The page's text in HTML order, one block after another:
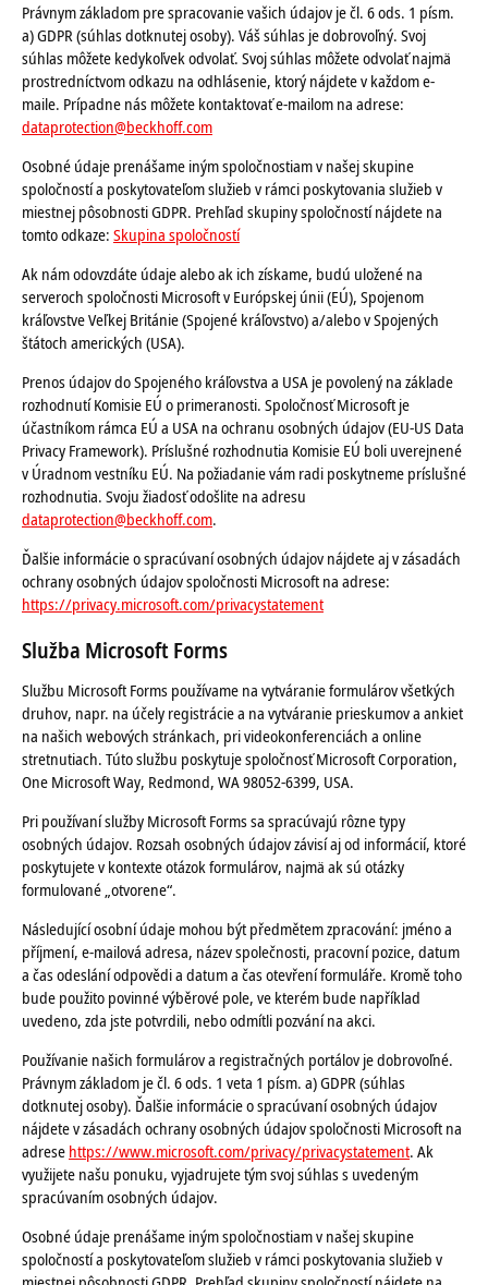
Právnym základom pre spracovanie vašich údajov je čl. 6 ods. 1 písm.
a) GDPR (súhlas dotknutej osoby). Váš súhlas je dobrovoľný. Svoj
súhlas môžete kedykoľvek odvolať. Svoj súhlas môžete odvolať najmä
prostredníctvom odkazu na odhlásenie, ktorý nájdete v každom e-
maile. Prípadne nás môžete kontaktovať e-mailom na adrese:
dataprotection@beckhoff.com
Osobné údaje prenášame iným spoločnostiam v našej skupine
spoločností a poskytovateľom služieb v rámci poskytovania služieb v
miestnej pôsobnosti GDPR. Prehľad skupiny spoločností nájdete na
tomto odkaze: Skupina spoločností
Ak nám odovzdáte údaje alebo ak ich získame, budú uložené na
serveroch spoločnosti Microsoft v Európskej únii (EÚ), Spojenom
kráľovstve Veľkej Británie (Spojené kráľovstvo) a/alebo v Spojených
štátoch amerických (USA).
Prenos údajov do Spojeného kráľovstva a USA je povolený na základe
rozhodnutí Komisie EÚ o primeranosti. Spoločnosť Microsoft je
účastníkom rámca EÚ a USA na ochranu osobných údajov (EU-US Data
Privacy Framework). Príslušné rozhodnutia Komisie EÚ boli uverejnené
v Úradnom vestníku EÚ. Na požiadanie vám radi poskytneme príslušné
rozhodnutia. Svoju žiadosť odošlite na adresu
dataprotection@beckhoff.com.
Ďalšie informácie o spracúvaní osobných údajov nájdete aj v zásadách
ochrany osobných údajov spoločnosti Microsoft na adrese:
https://privacy.microsoft.com/privacystatement
Služba Microsoft Forms
Službu Microsoft Forms používame na vytváranie formulárov všetkých
druhov, napr. na účely registrácie a na vytváranie prieskumov a ankiet
na našich webových stránkach, pri videokonferenciách a online
stretnutiach. Túto službu poskytuje spoločnosť Microsoft Corporation,
One Microsoft Way, Redmond, WA 98052-6399, USA.
Pri používaní služby Microsoft Forms sa spracúvajú rôzne typy
osobných údajov. Rozsah osobných údajov závisí aj od informácií, ktoré
poskytujete v kontexte otázok formulárov, najmä ak sú otázky
formulované „otvorene“.
Následující osobní údaje mohou být předmětem zpracování: jméno a
příjmení, e-mailová adresa, název společnosti, pracovní pozice, datum
a čas odeslání odpovědi a datum a čas otevření formuláře. Kromě toho
bude použito povinné výběrové pole, ve kterém bude například
uvedeno, zda jste potvrdili, nebo odmítli pozvání na akci.
Používanie našich formulárov a registračných portálov je dobrovoľné.
Právnym základom je čl. 6 ods. 1 veta 1 písm. a) GDPR (súhlas
dotknutej osoby). Ďalšie informácie o spracúvaní osobných údajov
nájdete v zásadách ochrany osobných údajov spoločnosti Microsoft na
adrese https://www.microsoft.com/privacy/privacystatement. Ak
využijete našu ponuku, vyjadrujete tým svoj súhlas s uvedeným
spracúvaním osobných údajov.
Osobné údaje prenášame iným spoločnostiam v našej skupine
spoločností a poskytovateľom služieb v rámci poskytovania služieb v